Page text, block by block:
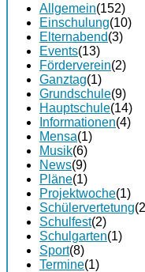
Allgemein(152)
Einschulung(10)
Elternabend(3)
Events(13)
Förderverein(2)
Ganztag(1)
Grundschule(9)
Hauptschule(14)
Informationen(4)
Mensa(1)
Musik(6)
News(9)
Pläne(1)
Projektwoche(1)
Schülervertetung
Schulfest(2)
Schulgarten(1)
Sport(8)
Termine(1)